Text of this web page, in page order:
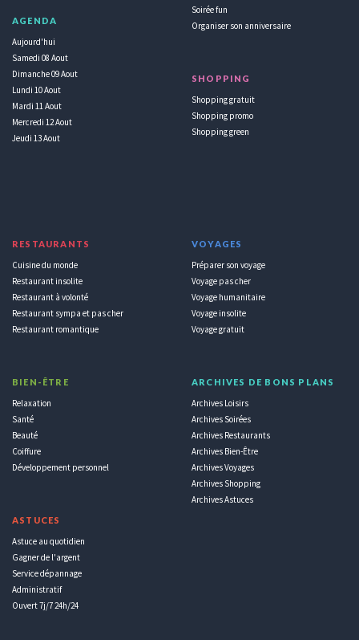
AGENDA
Aujourd'hui
Samedi 08 Aout
Dimanche 09 Aout
Lundi 10 Aout
Mardi 11 Aout
Mercredi 12 Aout
Jeudi 13 Aout
Soirée fun
Organiser son anniversaire
SHOPPING
Shopping gratuit
Shopping promo
Shopping green
RESTAURANTS
Cuisine du monde
Restaurant insolite
Restaurant à volonté
Restaurant sympa et pas cher
Restaurant romantique
BIEN-ÊTRE
Relaxation
Santé
Beauté
Coiffure
Développement personnel
ASTUCES
Astuce au quotidien
Gagner de l'argent
Service dépannage
Administratif
Ouvert 7j/7 24h/24
VOYAGES
Préparer son voyage
Voyage pas cher
Voyage humanitaire
Voyage insolite
Voyage gratuit
ARCHIVES DE BONS PLANS
Archives Loisirs
Archives Soirées
Archives Restaurants
Archives Bien-Être
Archives Voyages
Archives Shopping
Archives Astuces